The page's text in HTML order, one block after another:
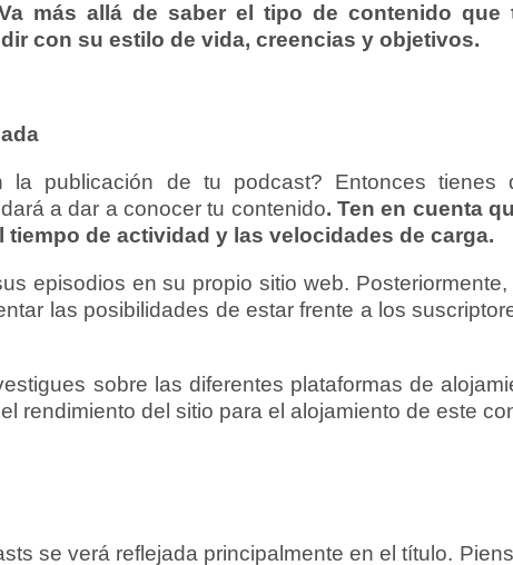
más allá de saber el tipo de contenido que
con su estilo de vida, creencias y objetivos.
la publicación de tu podcast? Entonces tienes
a dar a conocer tu contenido. Ten en cuenta
de actividad y las velocidades de carga.
episodios en su propio sitio web.
las posibilidades de estar frente a los
sobre las diferentes plataformas de
rendimiento del sitio para el alojamiento de este
se verá reflejada principalmente en el título.